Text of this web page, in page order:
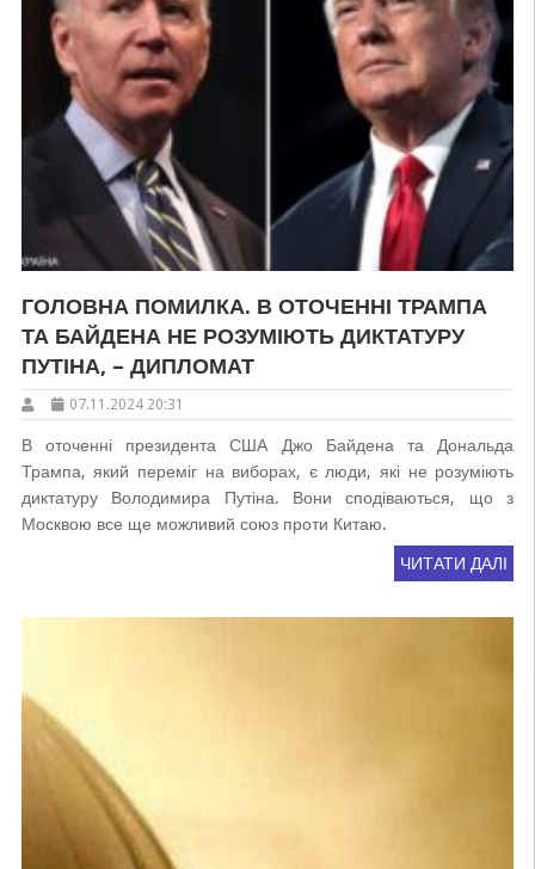
ГОЛОВНА ПОМИЛКА. В ОТОЧЕННІ ТРАМПА
ТА БАЙДЕНА НЕ РОЗУМІЮТЬ ДИКТАТУРУ
ПУТІНА, – ДИПЛОМАТ
07.11.2024 20:31
В оточенні президента США Джо Байдена та Дональда
Трампа, який переміг на виборах, є люди, які не розуміють
диктатуру Володимира Путіна. Вони сподіваються, що з
Москвою все ще можливий союз проти Китаю.
ЧИТАТИ ДАЛІ